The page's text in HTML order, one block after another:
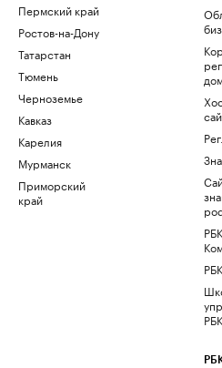
Пермский край
Ростов-на-Дону
Татарстан
Тюмень
Черноземье
Кавказ
Карелия
Мурманск
Приморский
край
РБК
РБК